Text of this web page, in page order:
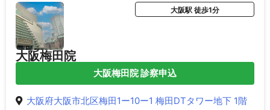
大阪梅田院
大阪駅 徒歩1分
大阪梅田院 診察申込
大阪府大阪市北区梅田1ー10ー1 梅田DTタワー地下 1階